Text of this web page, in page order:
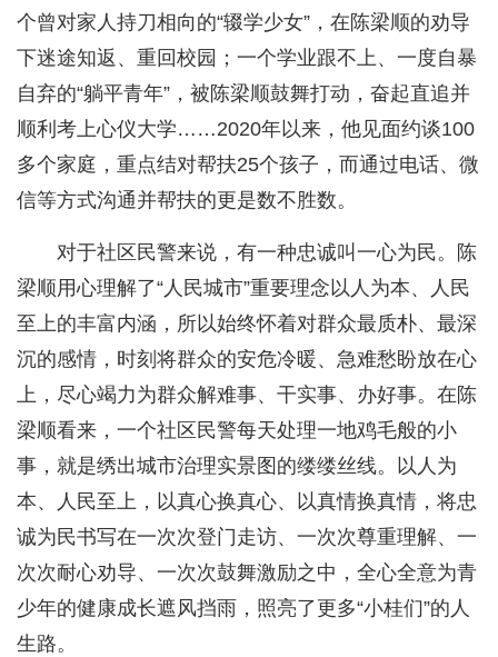
个曾对家人持刀相向的“辍学少女”，在陈梁顺的劝导
下迷途知返、重回校园；一个学业跟不上、一度自暴
自弃的“躺平青年”，被陈梁顺鼓舞打动，奋起直追并
顺利考上心仪大学……2020年以来，他见面约谈100
多个家庭，重点结对帮扶25个孩子，而通过电话、微
信等方式沟通并帮扶的更是数不胜数。
对于社区民警来说，有一种忠诚叫一心为民。陈
梁顺用心理解了“人民城市”重要理念以人为本、人民
至上的丰富内涵，所以始终怀着对群众最质朴、最深
沉的感情，时刻将群众的安危冷暖、急难愁盼放在心
上，尽心竭力为群众解难事、干实事、办好事。在陈
梁顺看来，一个社区民警每天处理一地鸡毛般的小
事，就是绣出城市治理实景图的缕缕丝线。以人为
本、人民至上，以真心换真心、以真情换真情，将忠
诚为民书写在一次次登门走访、一次次尊重理解、一
次次耐心劝导、一次次鼓舞激励之中，全心全意为青
少年的健康成长遮风挡雨，照亮了更多“小桂们”的人
生路。